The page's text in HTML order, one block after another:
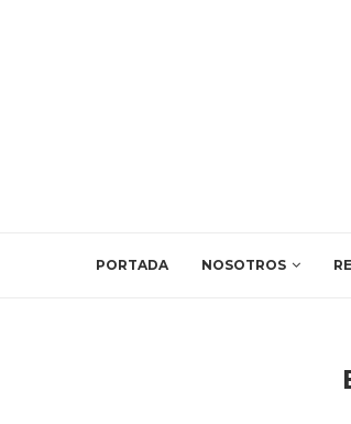
PORTADA NOSOTROS